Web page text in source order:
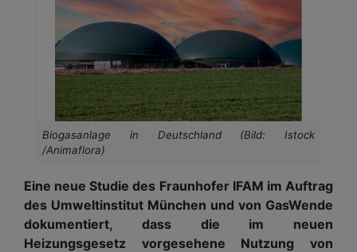
Biogasanlage in Deutschland (Bild: Istock
/Animaflora)
Eine neue Studie des Fraunhofer IFAM im Auftrag
des Umweltinstitut München und von GasWende
dokumentiert, dass die im neuen
Heizungsgesetz vorgesehene Nutzung von